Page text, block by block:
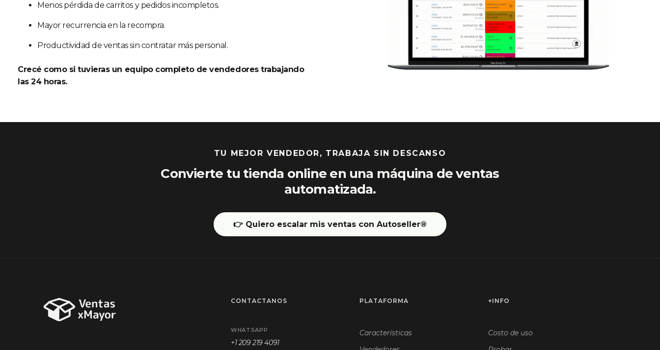
Menos pérdida de carritos y pedidos incompletos.
Mayor recurrencia en la recompra.
Productividad de ventas sin contratar más personal.
Crecé como si tuvieras un equipo completo de vendedores trabajando
las 24 horas.
TU MEJOR VENDEDOR, TRABAJA SIN DESCANSO
Convierte tu tienda online en una máquina de ventas
automatizada.
👉 Quiero escalar mis ventas con Autoseller®
CONTACTANOS
WHATSAPP
+1 209 219 4091
PLATAFORMA
Características
+INFO
Costo de uso